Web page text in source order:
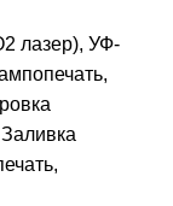
лазер), УФ-